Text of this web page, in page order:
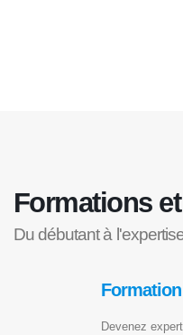
Formations
Du débutant à
Devenez